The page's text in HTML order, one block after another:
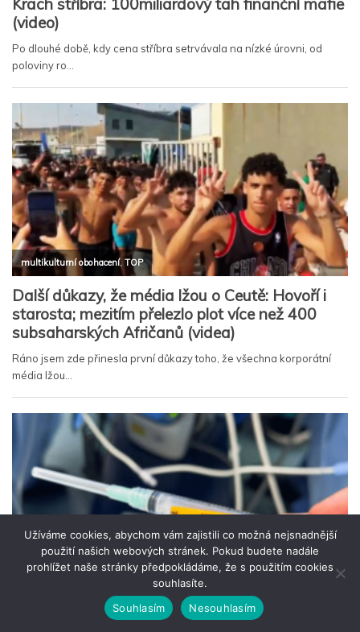
Užíváme cookies, abychom vám zajistili co možná nejsnadnější
použití našich webových stránek. Pokud budete nadále
prohlížet naše stránky předpokládáme, že s použitím cookies
souhlasíte.
Souhlasím
Nesouhlasím